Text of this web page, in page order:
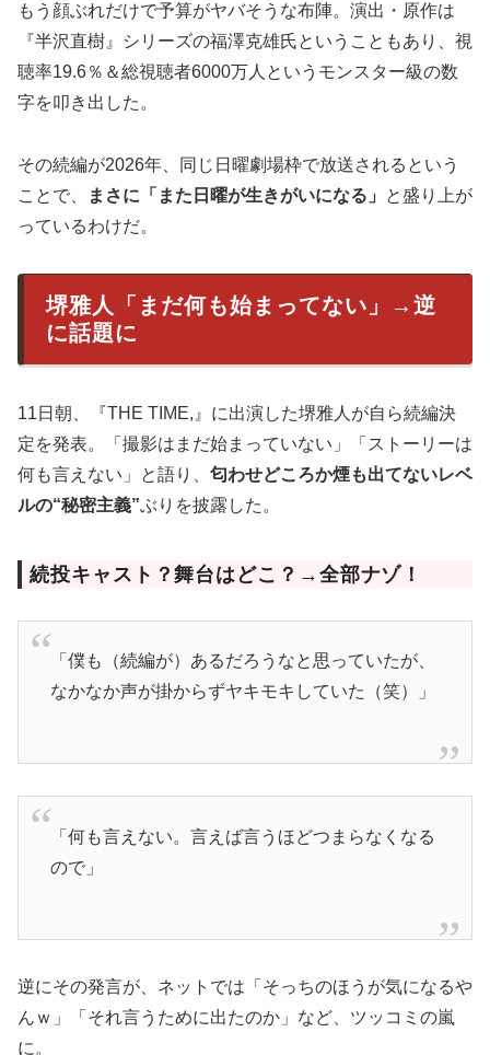
もう顔ぶれだけで予算がヤバそうな布陣。演出・原作は
『半沢直樹』シリーズの福澤克雄氏ということもあり、視
聴率19.6％＆総視聴者6000万人というモンスター級の数
字を叩き出した。
その続編が2026年、同じ日曜劇場枠で放送されるという
ことで、
まさに「また日曜が生きがいになる」
と盛り上が
っているわけだ。
堺雅人「まだ何も始まってない」→逆
に話題に
11日朝、『THE TIME,』に出演した堺雅人が自ら続編決
定を発表。「撮影はまだ始まっていない」「ストーリーは
何も言えない」と語り、 匂わせどころか煙も出てないレベ
ルの“秘密主義”ぶりを披露した。
続投キャスト？舞台はどこ？→全部ナゾ！
「僕も（続編が）あるだろうなと思っていたが、
なかなか声が掛からずヤキモキしていた（笑）」
「何も言えない。言えば言うほどつまらなくなる
ので」
逆にその発言が、ネットでは「そっちのほうが気になるや
んｗ」「それ言うために出たのか」など、ツッコミの嵐
に。